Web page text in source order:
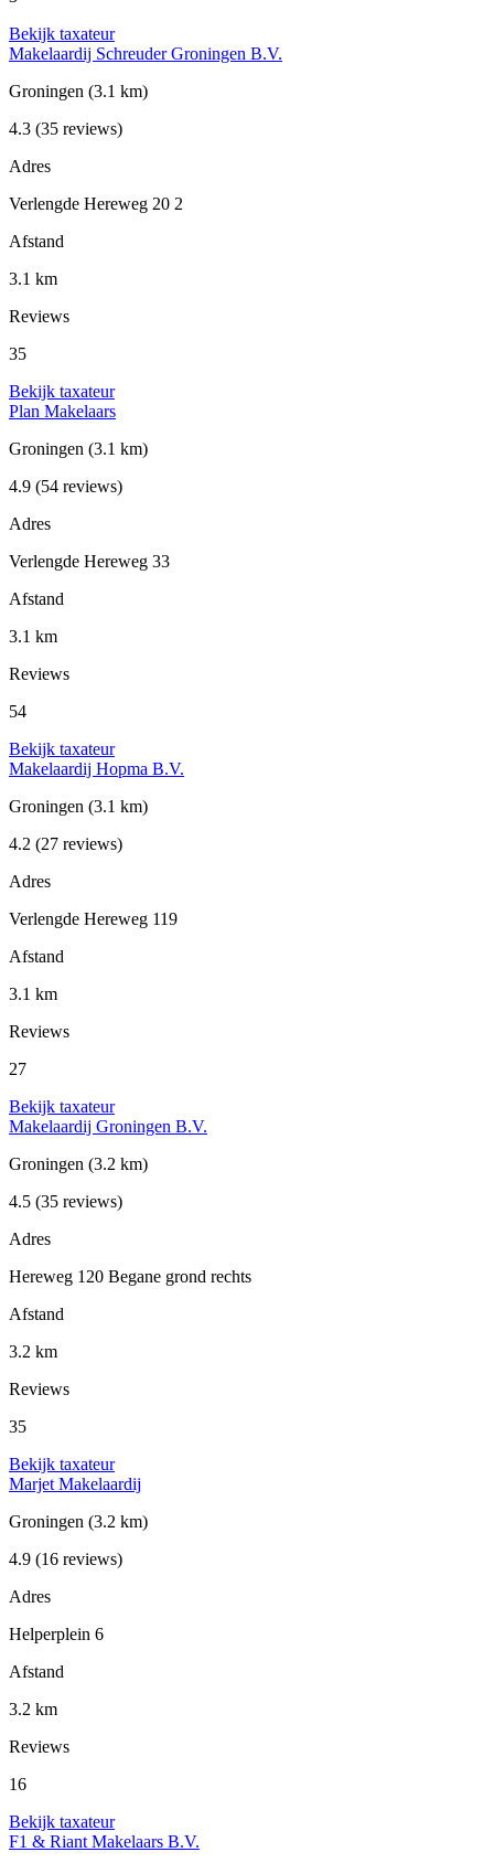
Bekijk taxateur
Makelaardij Schreuder Groningen B.V.
Groningen (3.1 km)
4.3 (35 reviews)
Adres
Verlengde Hereweg 20 2
Afstand
3.1 km
Reviews
35
Bekijk taxateur
Plan Makelaars
Groningen (3.1 km)
4.9 (54 reviews)
Adres
Verlengde Hereweg 33
Afstand
3.1 km
Reviews
54
Bekijk taxateur
Makelaardij Hopma B.V.
Groningen (3.1 km)
4.2 (27 reviews)
Adres
Verlengde Hereweg 119
Afstand
3.1 km
Reviews
27
Bekijk taxateur
Makelaardij Groningen B.V.
Groningen (3.2 km)
4.5 (35 reviews)
Adres
Hereweg 120 Begane grond rechts
Afstand
3.2 km
Reviews
35
Bekijk taxateur
Marjet Makelaardij
Groningen (3.2 km)
4.9 (16 reviews)
Adres
Helperplein 6
Afstand
3.2 km
Reviews
16
Bekijk taxateur
F1 & Riant Makelaars B.V.